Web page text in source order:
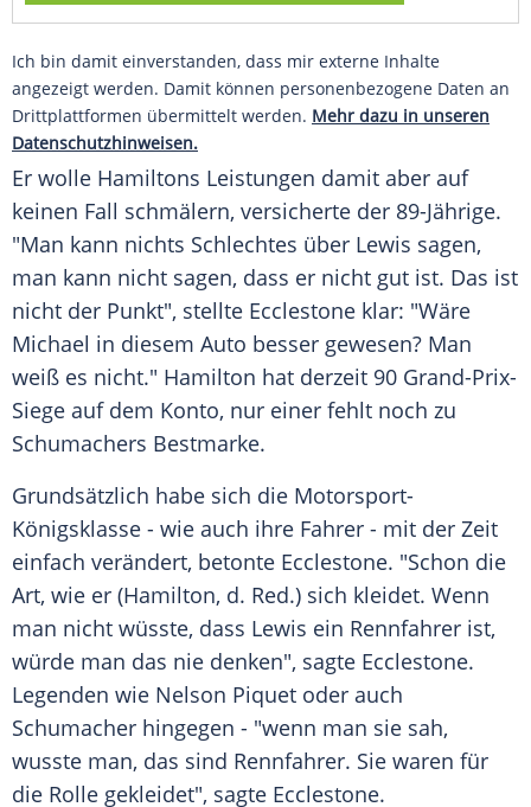
Ich bin damit einverstanden, dass mir externe Inhalte
angezeigt werden. Damit können personenbezogene Daten an
Drittplattformen übermittelt werden. Mehr dazu in unseren
Datenschutzhinweisen.
Er wolle Hamiltons Leistungen damit aber auf
keinen Fall schmälern, versicherte der 89-Jährige.
"Man kann nichts Schlechtes über Lewis sagen,
man kann nicht sagen, dass er nicht gut ist. Das ist
nicht der Punkt", stellte Ecclestone klar: "Wäre
Michael in diesem Auto besser gewesen? Man
weiß es nicht." Hamilton hat derzeit 90 Grand-Prix-
Siege auf dem Konto, nur einer fehlt noch zu
Schumachers Bestmarke.
Grundsätzlich habe sich die Motorsport-
Königsklasse - wie auch ihre Fahrer - mit der Zeit
einfach verändert, betonte Ecclestone. "Schon die
Art, wie er (Hamilton, d. Red.) sich kleidet. Wenn
man nicht wüsste, dass Lewis ein Rennfahrer ist,
würde man das nie denken", sagte Ecclestone.
Legenden wie Nelson Piquet oder auch
Schumacher hingegen - "wenn man sie sah,
wusste man, das sind Rennfahrer. Sie waren für
die Rolle gekleidet", sagte Ecclestone.